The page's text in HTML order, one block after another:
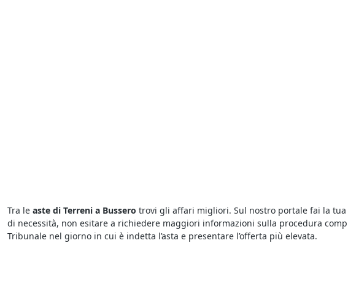
Tra le aste di Terreni a Bussero trovi gli affari migliori. Sul nostro portale fai la
di necessità, non esitare a richiedere maggiori informazioni sulla procedura
Tribunale nel giorno in cui è indetta l’asta e presentare l’offerta più elevata.